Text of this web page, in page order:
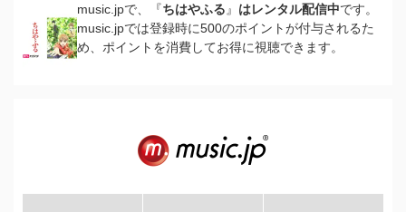
music.jpで、『ちはやふる 』 はレンタル配信中です。
music.jpでは登録時に500のポイントが付与されるた
め、ポイントを消費してお得に視聴できます。